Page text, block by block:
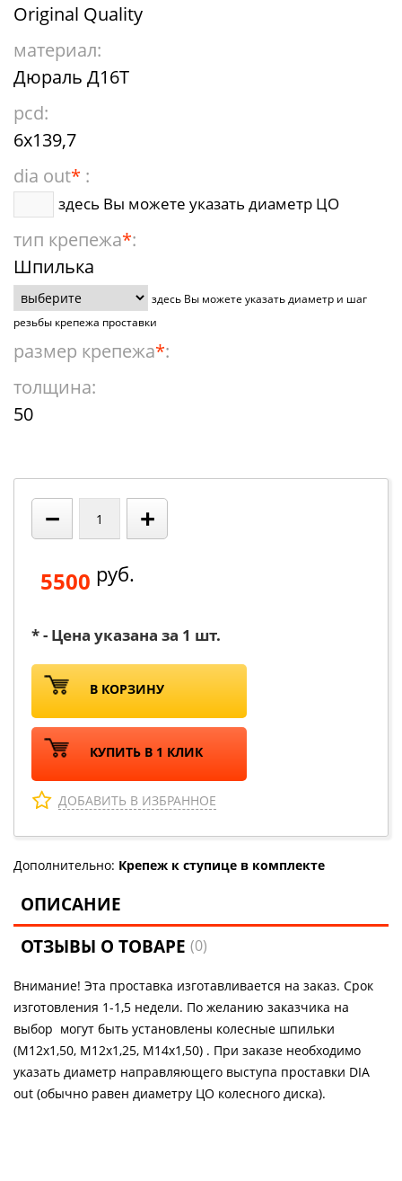
Original Quality
материал:
Дюраль Д16Т
pcd:
6x139,7
dia out* :
здесь Вы можете указать диаметр ЦО
тип крепежа*:
Шпилька
здесь Вы можете указать диаметр и шаг
резьбы крепежа проставки
размер крепежа*:
толщина:
50
− +
5500 руб.
* - Цена указана за 1 шт.
В КОРЗИНУ
КУПИТЬ В 1 КЛИК
ДОБАВИТЬ В ИЗБРАННОЕ
Дополнительно: Крепеж к ступице в комплекте
ОПИСАНИЕ
ОТЗЫВЫ О ТОВАРЕ(0)
Внимание! Эта проставка изготавливается на заказ. Срок
изготовления 1-1,5 недели. По желанию заказчика на
выбор могут быть установлены колесные шпильки
(М12х1,50, М12х1,25, М14х1,50) . При заказе необходимо
указать диаметр направляющего выступа проставки DIA
out (обычно равен диаметру ЦО колесного диска).